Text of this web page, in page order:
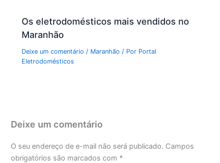
Os eletrodomésticos mais vendidos no
Maranhão
Deixe um comentário / Maranhão / Por Portal
Eletrodomésticos
Deixe um comentário
O seu endereço de e-mail não será publicado. Campos
obrigatórios são marcados com *